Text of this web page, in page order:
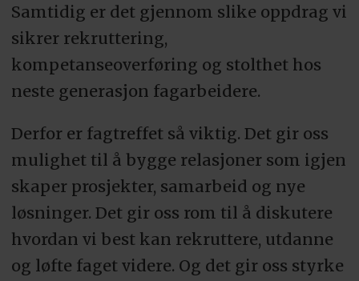
Samtidig er det gjennom slike oppdrag vi
sikrer rekruttering,
kompetanseoverføring og stolthet hos
neste generasjon fagarbeidere.
Derfor er fagtreffet så viktig. Det gir oss
mulighet til å bygge relasjoner som igjen
skaper prosjekter, samarbeid og nye
løsninger. Det gir oss rom til å diskutere
hvordan vi best kan rekruttere, utdanne
og løfte faget videre. Og det gir oss styrke